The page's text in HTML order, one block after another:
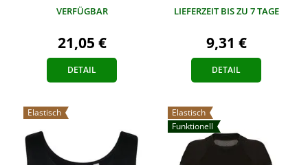
VERFÜGBAR
21,05 €
DETAIL
LIEFERZEIT BIS ZU 7 TAGE
9,31 €
DETAIL
Elastisch
Elastisch
Funktionell